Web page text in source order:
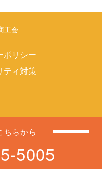
工会
ポリシー
ティ対策
ちらから
5005